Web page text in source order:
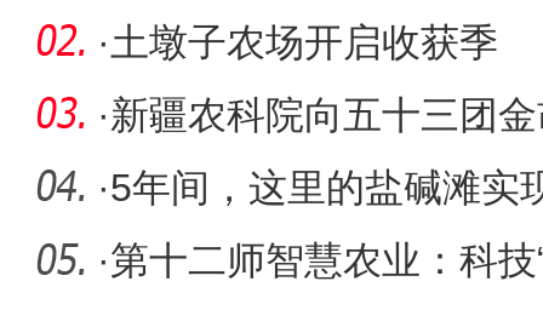
色人
·土墩子农场开启收获季
·新疆农科院向五十三团
质种羊
·5年间，这里的盐碱滩实
·第十二师智慧农业：科技